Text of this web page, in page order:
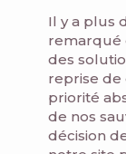
Il y a plus
remarqué
des
reprise de
priorité
de nos
décision